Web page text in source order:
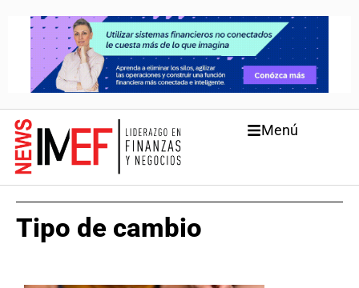
Menú
Tipo de cambio